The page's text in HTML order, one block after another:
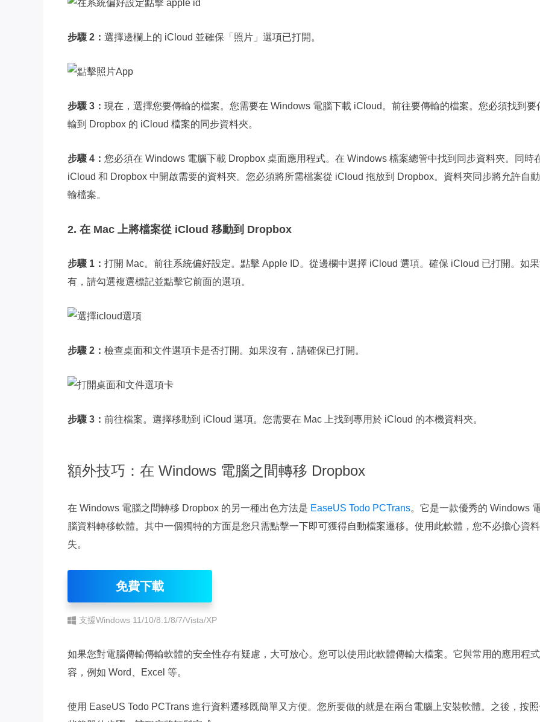
步驟 2： 選擇邊欄上的 iCloud 並確保「照片」選項已打開。
步驟 3： 現在，選擇您要傳輸的檔案。您需要在 Windows 電腦下載 iCloud。前往要傳輸的檔案。您必須找到要
輸到 Dropbox 的 iCloud 檔案的同步資料夾。
步驟 4： 您必須在 Windows 電腦下載 Dropbox 桌面應用程式。在 Windows 檔案總管中找到同步資料夾。同時
iCloud 和 Dropbox 中開啟需要的資料夾。您必須將所需檔案從 iCloud 拖放到 Dropbox。資料夾同步將允許自
輸檔案。
2. 在 Mac 上將檔案從 iCloud 移動到 Dropbox
步驟 1： 打開 Mac。前往系統偏好設定。點擊 Apple ID。從邊欄中選擇 iCloud 選項。確保 iCloud 已打開。如
有，請勾選複選標記並點擊它前面的選項。
步驟 2： 檢查桌面和文件選項卡是否打開。如果沒有，請確保已打開。
步驟 3： 前往檔案。選擇移動到 iCloud 選項。您需要在 Mac 上找到專用於 iCloud 的本機資料夾。
額外技巧：在 Windows 電腦之間轉移 Dropbox
在 Windows 電腦之間轉移 Dropbox 的另一種出色方法是 EaseUS Todo PCTrans。它是一款優秀的 Windows
腦資料轉移軟體。其中一個獨特的方面是您只需點擊一下即可獲得自動檔案遷移。使用此軟體，您不必擔心資
失。
免費下載
支援Windows 11/10/8.1/8/7/Vista/XP
如果您對電腦傳輸傳輸軟體的安全性存有疑慮，大可放心。您可以使用此軟體傳輸大檔案。它與常用的應用程
容，例如 Word、Excel 等。
使用 EaseUS Todo PCTrans 進行資料遷移既簡單又方便。您所要做的就是在兩台電腦上安裝軟體。之後，按